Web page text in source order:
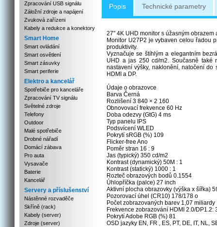
Zpracování USB signálu
Záložní zdroje a napájení
Zvuková zařízeni
Kabely a redukce a konektory
Smart Home
Smart ovládání
Smart osvětlení
Smart zásuvky
Smart periferie
Elektro a kancelář
Spotřebiče pro kanceláře
Zpracování TV signálu
Světelné zdroje
Telefony
Outdoor
Malé spotřebiče
Drobné nářadí
Domácí zábava
Pro auta
Vysavače
Baterie
Kancelář
Servery a příslušenství
Nástěnné rozvaděče
Skříně (rack)
Kabely (server)
Zdroje (server)
Popis Technické parametry
27" 4K UHD monitor s úžasným obrazem
Monitor U27P2 je vybaven celou řadou
produktivity.
Vyznačuje se štíhlým a elegantním
UHD a jas 250 cd/m2. Současně také
nastavení výšky, naklonění, natočení
HDMI a DP.
Údaje o obrazovce
Barva Černá
Rozlišení 3 840 × 2 160
Obnovovací frekvence 60 Hz
Doba odezvy (GtG) 4 ms
Typ panelu IPS
Podsvícení WLED
Pokrytí sRGB (%) 109
Flicker-free Ano
Poměr stran 16 : 9
Jas (typický) 350 cd/m2
Kontrast (dynamický) 50M : 1
Kontrast (statický) 1000 : 1
Rozteč obrazových bodů 0.1554
Úhlopříčka (palce) 27 inch
Aktivní plocha obrazovky (výška x šířka)
Pozorovací úhel (CR10) 178/178 o
Počet zobrazovaných barev 1,07 miliardy
Frekvence zobrazování HDMI 2.0/
Pokrytí Adobe RGB (%) 81
OSD jazyky EN, FR , ES, PT, DE, IT, NL,